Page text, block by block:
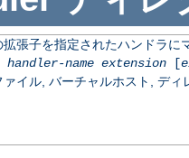
拡張子を指定されたハンドラに
handler-name extension[
イル, バーチャルホスト, ディ